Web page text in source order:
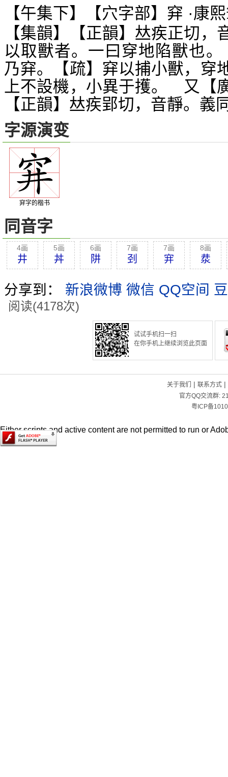
【午集下】【穴字部】穽 ·康
【集韻】【正韻】 𠀤疾正切，
以取獸者。一曰穿地陷獸也
乃穽。【疏】穽以捕小獸，穿
上不設機，小異于擭。 又【
【正韻】 𠀤疾郢切，音靜。義
字源演变
穽字的楷书
同音字
4画
井
5画
丼
6画
阱
7画
刭
7画
宑
8画
汬
分享到： 新浪微博 微信 QQ空间
阅读(4178次)
试试手机扫一扫
在你手机上继续浏览此页面
关于我们 | 联系方式|
官方QQ交流群:
粤ICP备
Either scripts and active content are not permitted to run or